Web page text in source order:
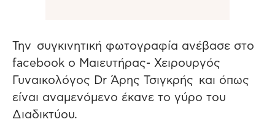
Την συγκινητική φωτογραφία ανέβασε στο
facebook ο Μαιευτήρας- Χειρουργός
Γυναικολόγος Dr Άρης Τσιγκρής και όπως
είναι αναμενόμενο έκανε το γύρο του
Διαδικτύου.